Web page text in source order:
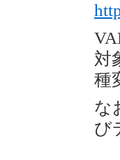
対
種
な
び